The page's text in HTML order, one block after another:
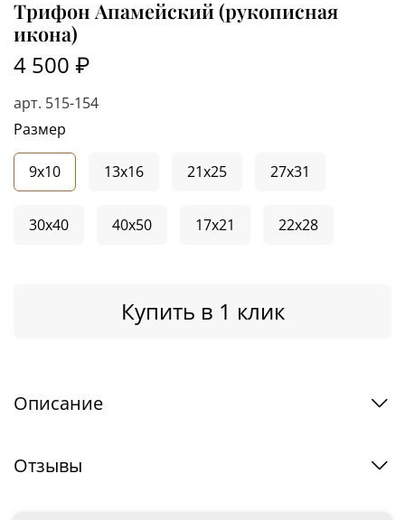
арт. 515-154
Трифон Апамейский (рукописная
икона)
4 500 ₽
Купить в 1 клик
Размер
9x10 13x16 21x25 27x31
30x40 40x50 17x21 22x28
Описание
Отзывы